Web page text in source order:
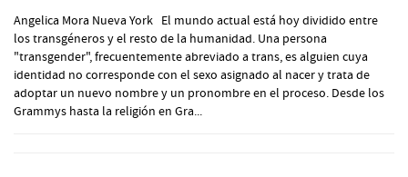
Angelica Mora Nueva York El mundo actual está hoy dividido entre
los transgéneros y el resto de la humanidad. Una persona
"transgender", frecuentemente abreviado a trans, es alguien cuya
identidad no corresponde con el sexo asignado al nacer y trata de
adoptar un nuevo nombre y un pronombre en el proceso. Desde los
Grammys hasta la religión en Gra...